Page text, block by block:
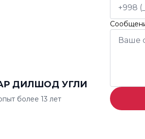
ДИЛШОД УГЛИ
более 13 лет